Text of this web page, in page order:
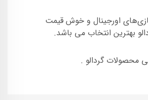
اورجینال و خوش قیمت
بهترین انتخاب می باشد.
محصولات گردالو .